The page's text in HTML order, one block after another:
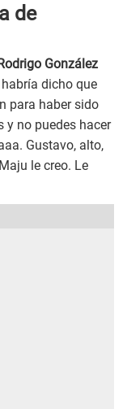
de
Rodrigo González
habría dicho que
para haber sido
y no puedes hacer
Gustavo, alto,
le creo. Le